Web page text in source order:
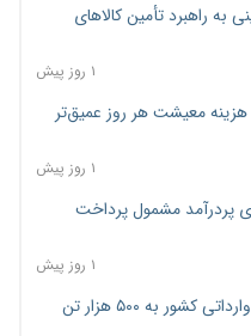
به راهبرد تأمین کالاهای
۱ روز پیش
معیشت هر روز عمیق‌تر
۱ روز پیش
پردرآمد مشمول پرداخت
۱ روز پیش
پیش‌بینی افزایش تولید برنج؛ نیاز وارداتی کشور به ۵۰۰ هزار تن